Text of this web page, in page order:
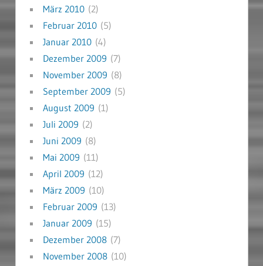
März 2010(2)
Februar 2010(5)
Januar 2010(4)
Dezember 2009 (7)
November 2009 (8)
September 2009 (5)
August 2009 (1)
Juli 2009 (2)
Juni 2009 (8)
Mai 2009 (11)
April 2009 (12)
März 2009 (10)
Februar 2009 (13)
Januar 2009 (15)
Dezember 2008(7)
November 2008(10)